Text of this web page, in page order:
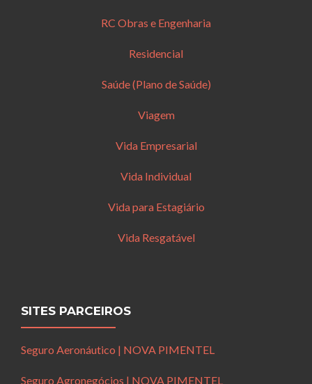
RC Obras e Engenharia
Residencial
Saúde (Plano de Saúde)
Viagem
Vida Empresarial
Vida Individual
Vida para Estagiário
Vida Resgatável
SITES PARCEIROS
Seguro Aeronáutico | NOVA PIMENTEL
Seguro Agronegócios | NOVA PIMENTEL